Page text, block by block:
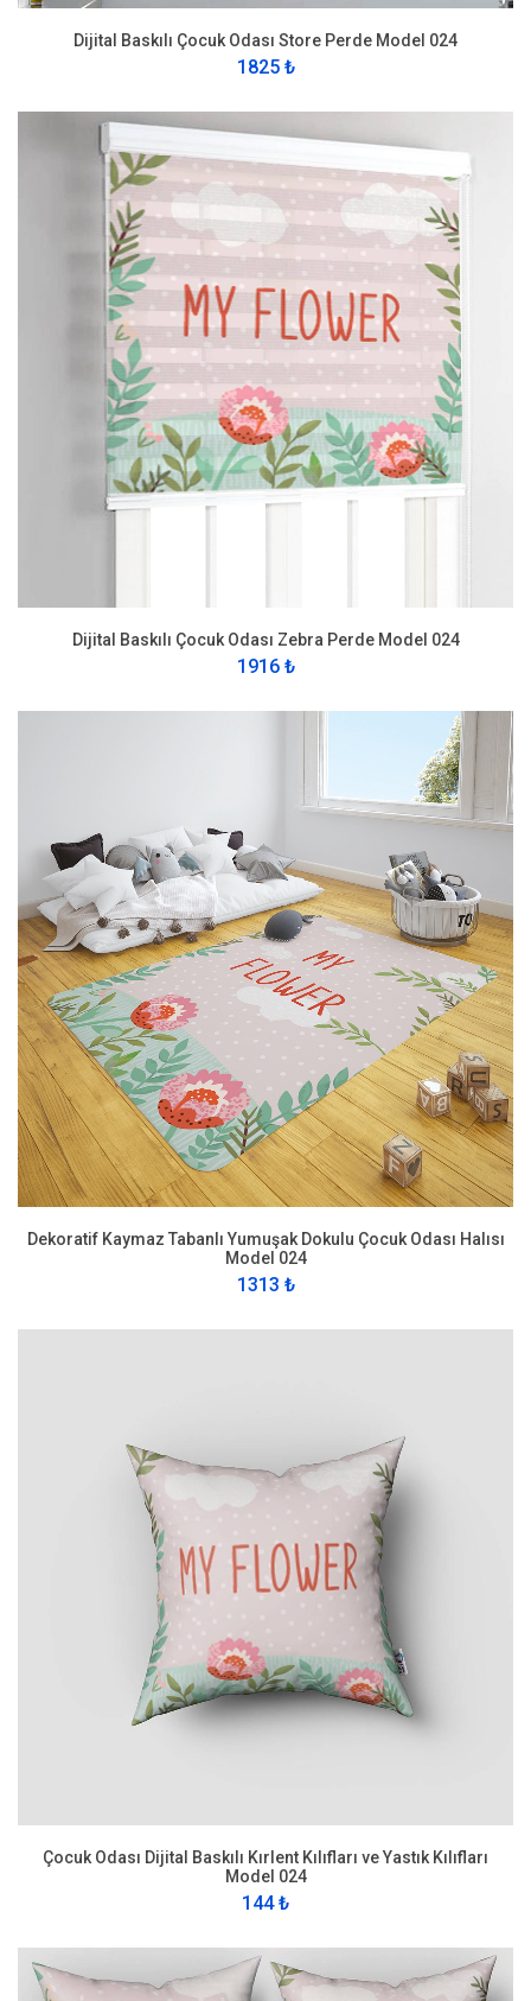
Dijital Baskılı Çocuk Odası Store Perde Model 024
1825 ₺
Dijital Baskılı Çocuk Odası Zebra Perde Model 024
1916 ₺
Dekoratif Kaymaz Tabanlı Yumuşak Dokulu Çocuk Odası Halısı
Model 024
1313 ₺
Çocuk Odası Dijital Baskılı Kırlent Kılıfları ve Yastık Kılıfları
Model 024
144 ₺